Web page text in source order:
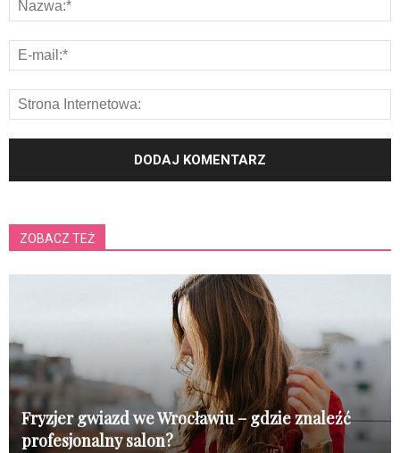
ZOBACZ TEŻ
Fryzjer gwiazd we Wrocławiu – gdzie znaleźć
profesjonalny salon?